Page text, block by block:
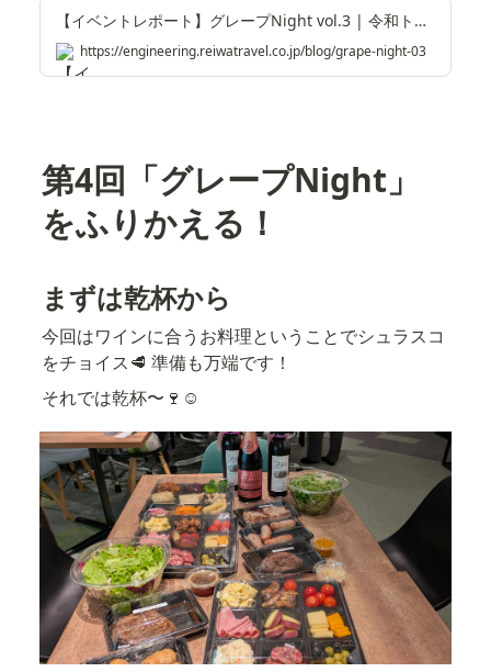
【イベントレポート】グレープNight vol.3 | 令和トラベル Engineering Blog
https://engineering.reiwatravel.co.jp/blog/grape-night-03
第4回「グレープNight」
をふりかえる！
まずは乾杯から
今回はワインに合うお料理ということでシュラスコ
をチョイス🥩 準備も万端です！
それでは乾杯〜🍷☺️